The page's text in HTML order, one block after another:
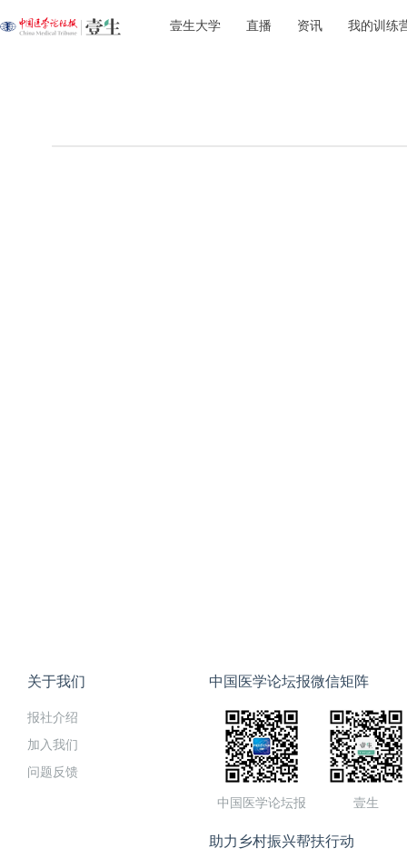
壹生大学 直播 资讯 我的训练
关于我们
报社介绍
加入我们
问题反馈
中国医学论坛报微信矩阵
中国医学论坛报 壹生
助力乡村振兴帮扶行动